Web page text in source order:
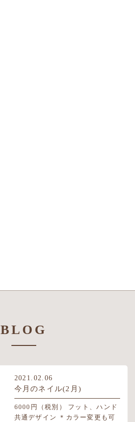
BLOG
2021.02.06
今月のネイル(2月)
6000円（税別） フット、ハンド
共通デザイン ＊カラー変更も可